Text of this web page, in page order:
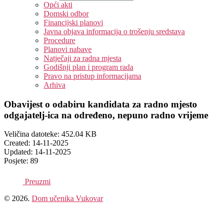
Opći akti
Domski odbor
Financijski planovi
Javna objava informacija o trošenju sredstava
Procedure
Planovi nabave
Natječaji za radna mjesta
Godišnji plan i program rada
Pravo na pristup informacijama
Arhiva
Obavijest o odabiru kandidata za radno mjesto
odgajatelj-ica na određeno, nepuno radno vrijeme
Veličina datoteke: 452.04 KB
Created: 14-11-2025
Updated: 14-11-2025
Posjete: 89
Preuzmi
© 2026. Dom učenika Vukovar